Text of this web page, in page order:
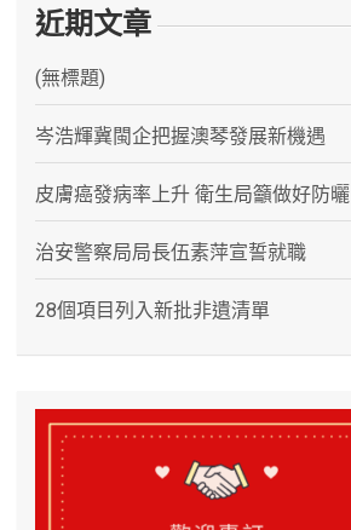
近期文章
(無標題)
岑浩輝冀閩企把握澳琴發展新機遇
皮膚癌發病率上升 衛生局籲做好防曬
治安警察局局長伍素萍宣誓就職
28個項目列入新批非遺清單